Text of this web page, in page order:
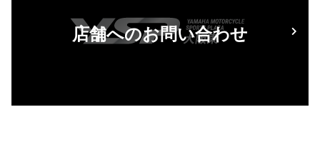
店舗へのお問い合わせ